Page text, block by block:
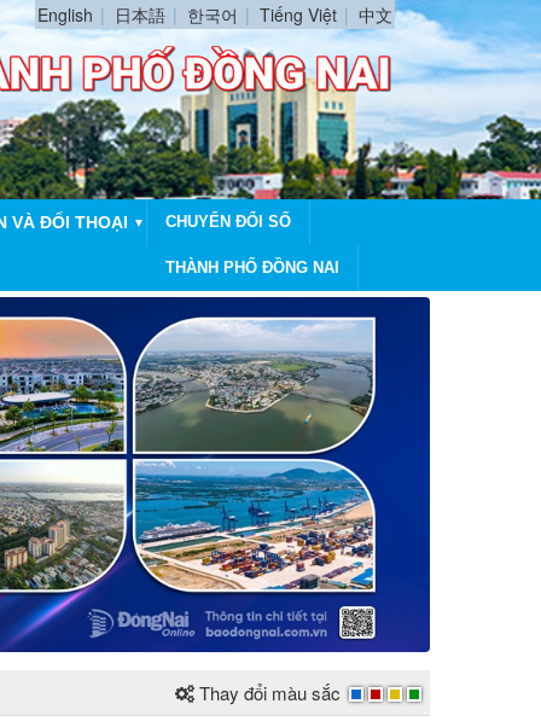
English 日本語 한국어 Tiếng Việt 中文
VÀ ĐỐI THOẠI ▼ CHUYỂN ĐỔI SỐ
THÀNH PHỐ ĐỒNG NAI
Thay đổi màu sắc